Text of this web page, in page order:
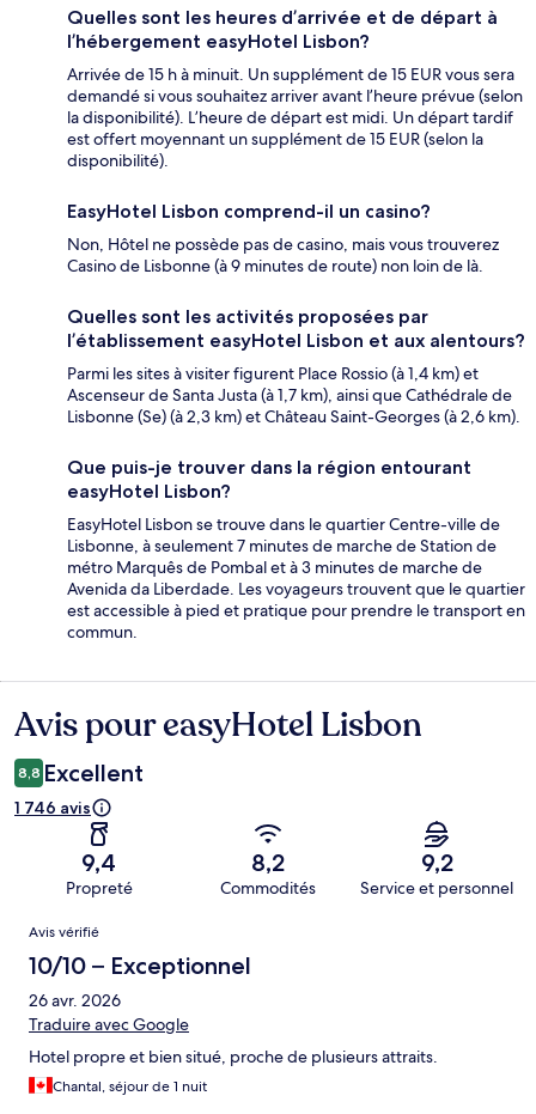
Quelles sont les heures d’arrivée et de départ à
l’hébergement easyHotel Lisbon?
Arrivée de 15 h à minuit. Un supplément de 15 EUR vous sera
demandé si vous souhaitez arriver avant l’heure prévue (selon
la disponibilité). L’heure de départ est midi. Un départ tardif
est offert moyennant un supplément de 15 EUR (selon la
disponibilité).
EasyHotel Lisbon comprend-il un casino?
Non, Hôtel ne possède pas de casino, mais vous trouverez
Casino de Lisbonne (à 9 minutes de route) non loin de là.
Quelles sont les activités proposées par
l’établissement easyHotel Lisbon et aux alentours?
Parmi les sites à visiter figurent Place Rossio (à 1,4 km) et
Ascenseur de Santa Justa (à 1,7 km), ainsi que Cathédrale de
Lisbonne (Se) (à 2,3 km) et Château Saint-Georges (à 2,6 km).
Que puis-je trouver dans la région entourant
easyHotel Lisbon?
EasyHotel Lisbon se trouve dans le quartier Centre-ville de
Lisbonne, à seulement 7 minutes de marche de Station de
métro Marquês de Pombal et à 3 minutes de marche de
Avenida da Liberdade. Les voyageurs trouvent que le quartier
est accessible à pied et pratique pour prendre le transport en
commun.
Avis
Avis pour easyHotel Lisbon
8,8 Excellent
1 746 avis
9,4
Propreté
8,2
Commodités
9,2
Service et personnel
Avis
Avis vérifié
10/10 – Exceptionnel
26 avr. 2026
Traduire avec Google
Hotel propre et bien situé, proche de plusieurs attraits.
Chantal, séjour de 1 nuit